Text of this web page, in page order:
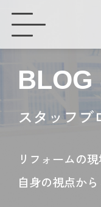
BLOG
スタッフ
リフォームの
自身の視点から